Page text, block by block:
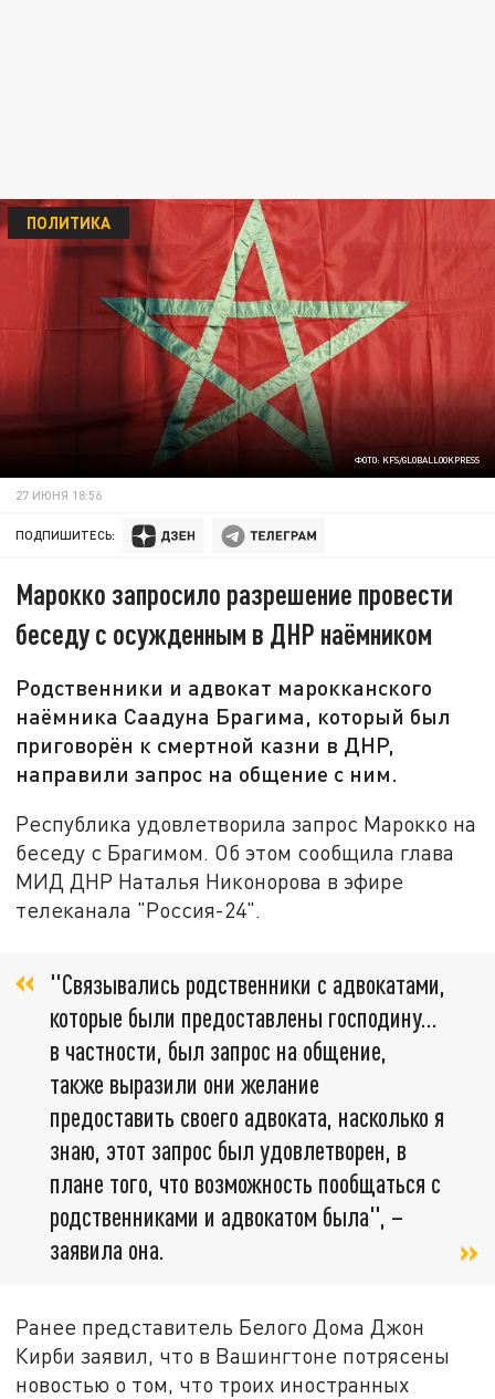
ФОТО: KFS/GLOBALLOOKPRESS
ПОЛИТИКА
27 ИЮНЯ 18:56
ПОДПИШИТЕСЬ:
Марокко запросило разрешение провести
беседу с осужденным в ДНР наёмником
Родственники и адвокат марокканского
наёмника Саадуна Брагима, который был
приговорён к смертной казни в ДНР,
направили запрос на общение с ним.
Республика удовлетворила запрос Марокко на
беседу с Брагимом. Об этом сообщила глава
МИД ДНР Наталья Никонорова в эфире
телеканала "Россия-24".
"Связывались родственники с адвокатами,
которые были предоставлены господину...
в частности, был запрос на общение,
также выразили они желание
предоставить своего адвоката, насколько я
знаю, этот запрос был удовлетворен, в
плане того, что возможность пообщаться с
родственниками и адвокатом была", –
заявила она.
Ранее представитель Белого Дома Джон
Кирби заявил, что в Вашингтоне потрясены
новостью о том, что троих иностранных